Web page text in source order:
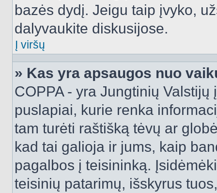
bazės dydį. Jeigu taip įvyko,
dalyvaukite diskusijose.
Į viršų
» Kas yra apsaugos nuo
COPPA - yra Jungtinių
puslapiai, kurie renka
tam turėti raštišką tėvų ar
kad tai galioja ir jums, kaip
pagalbos į teisininką.
teisinių patarimų, išskyrus